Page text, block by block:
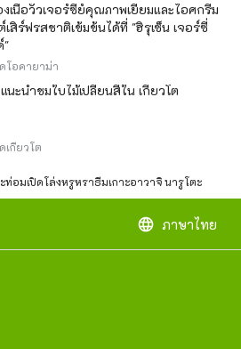
เนื้อวัวเจอร์ซีย์คุณภาพเยี่ยมและไอศกรีม
สิร์ฟรสชาติเข้มข้นได้ที่ "ฮิรุเซ็น เจอร์ซี่
"
โอคายาม่า
นะนำชมใบไม้เปลี่ยนสีใน เกียวโต
เกียวโต
ท่อมเปิดโล่งหรูหราธีมเกาะอาวาจิ นารูโตะ
language ภาษาไทย